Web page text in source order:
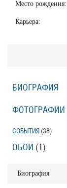
Место рождения:
Карьера:
БИОГРАФИЯ
ФОТОГРАФИИ
СОБЫТИЯ (38)
ОБОИ (1 )
Биография